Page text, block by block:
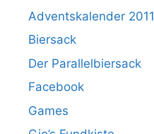
Adventskalender 2011
Biersack
Der Parallelbiersack
Facebook
Games